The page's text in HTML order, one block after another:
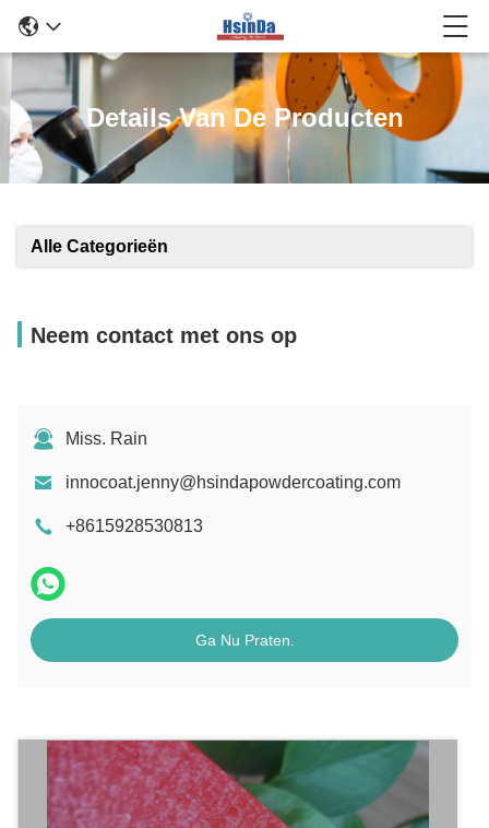
Details Van De Producten
Alle Categorieën
Neem contact met ons op
Miss. Rain
innocoat.jenny@hsindapowdercoating.com
+8615928530813
Ga Nu Praten.